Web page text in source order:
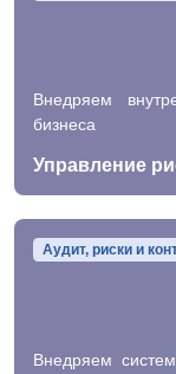
Внедряем
бизнеса
Управление
Аудит, риски и
Внедряем